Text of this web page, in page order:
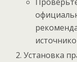
Установка